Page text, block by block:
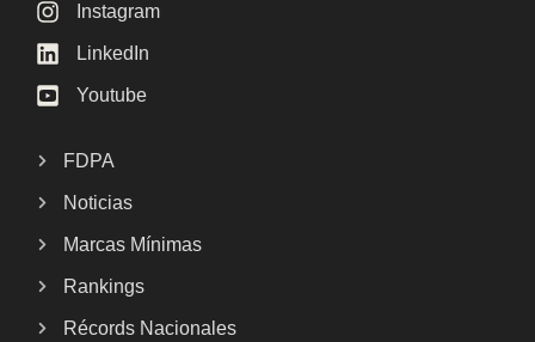
Instagram
LinkedIn
Youtube
FDPA
Noticias
Marcas Mínimas
Rankings
Récords Nacionales